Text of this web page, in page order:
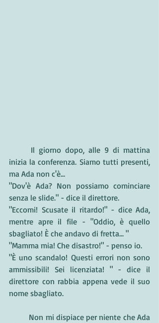
inizia la conferenza. Siamo tutti presenti,
ma Ada non c'è...
"Dov'è Ada? Non possiamo cominciare
senza le slide." - dice il direttore.
"Eccomi! Scusate il ritardo!" - dice Ada,
mentre apre il file - "Oddio, è quello
sbagliato! È che andavo di fretta... "
"Mamma mia! Che disastro!" - penso io.
"È uno scandalo! Questi errori non sono
ammissibili! Sei licenziata! " - dice il
direttore con rabbia appena vede il suo
nome sbagliato.